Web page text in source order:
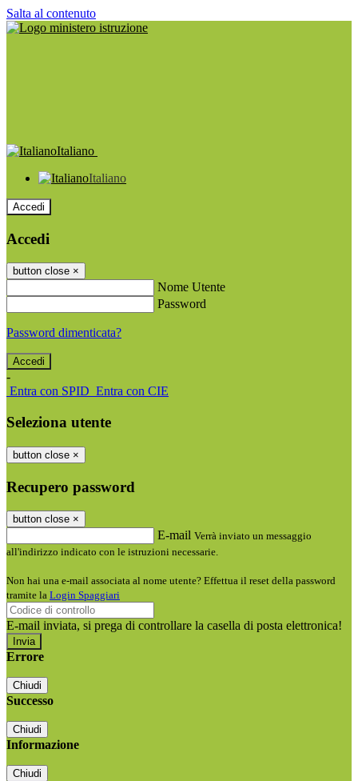
Salta al contenuto
Italiano
Italiano
Accedi
Accedi
button close ×
Nome Utente
Password
Password dimenticata?
-
Entra con SPID Entra con CIE
Seleziona utente
button close ×
Recupero password
button close ×
E-mail Verrà inviato un messaggio
all'indirizzo indicato con le istruzioni necessarie.
Non hai una e-mail associata al nome utente? Effettua il reset della password
tramite la Login Spaggiari
E-mail inviata, si prega di controllare la casella di posta elettronica!
Errore
Chiudi
Successo
Chiudi
Informazione
Chiudi